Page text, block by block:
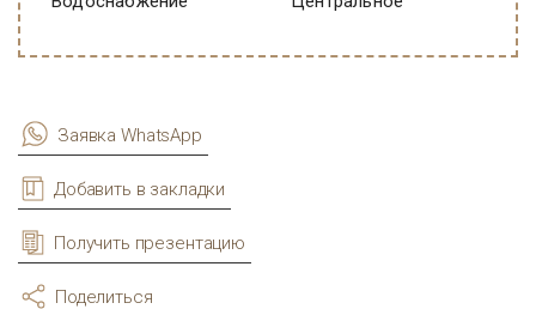
Заявка WhatsApp
Добавить в закладки
Получить презентацию
Поделиться